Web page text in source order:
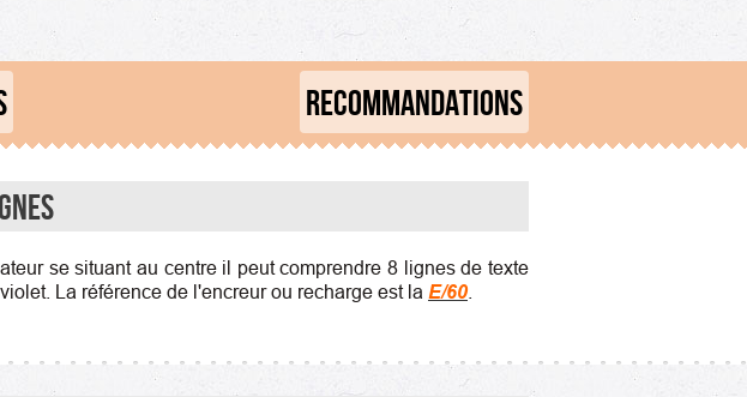
RECOMMANDATIONS
se situant au centre il peut comprendre 8 lignes de texte
La référence de l'encreur ou recharge est la E/60.